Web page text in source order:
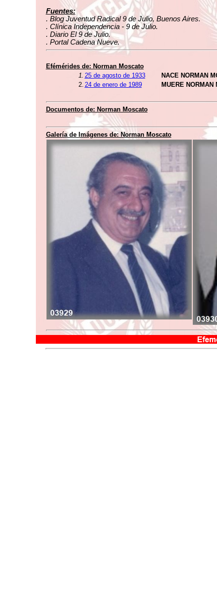
Fuentes:
. Blog Juventud Radical 9 de Julio, Buenos Aires.
. Clínica Independencia - 9 de Julio.
. Diario El 9 de Julio.
. Portal Cadena Nueve.
Efémérides de: Norman Moscato
1. 25 de agosto de 1933
NACE NORMAN
2. 24 de enero de 1989 MUERE NORMAN
Documentos de: Norman Moscato
Galería de Imágenes de: Norman Moscato